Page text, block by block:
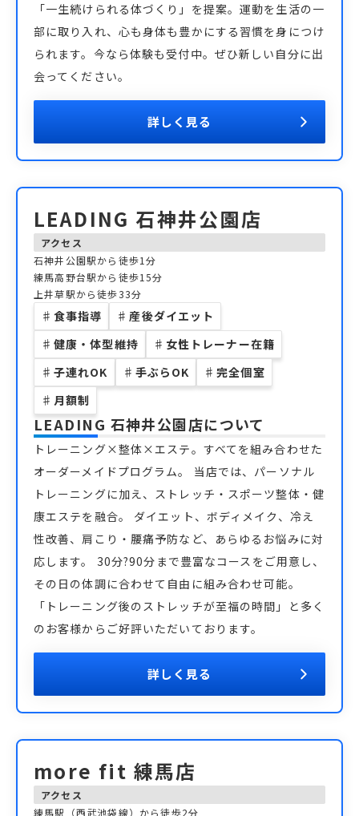
「一生続けられる体づくり」を提案。運動を生活の一
部に取り入れ、心も身体も豊かにする習慣を身につけ
られます。今なら体験も受付中。ぜひ新しい自分に出
会ってください。
詳しく見る
LEADING 石神井公園店
アクセス
石神井公園駅から徒歩1分
練馬高野台駅から徒歩15分
上井草駅から徒歩33分
♯ 食事指導 ♯ 産後ダイエット
♯ 健康・体型維持 ♯ 女性トレーナー在籍
♯ 子連れOK ♯ 手ぶらOK ♯ 完全個室
♯ 月額制
LEADING 石神井公園店について
トレーニング×整体×エステ。すべてを組み合わせた
オーダーメイドプログラム。 当店では、パーソナル
トレーニングに加え、ストレッチ・スポーツ整体・健
康エステを融合。 ダイエット、ボディメイク、冷え
性改善、肩こり・腰痛予防など、あらゆるお悩みに対
応します。 30分?90分まで豊富なコースをご用意し、
その日の体調に合わせて自由に組み合わせ可能。
「トレーニング後のストレッチが至福の時間」と多く
のお客様からご好評いただいております。
詳しく見る
more fit 練馬店
アクセス
練馬駅（西武池袋線）から徒歩2分